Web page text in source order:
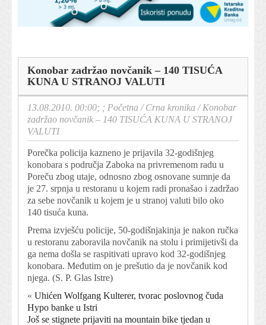
Konobar zadržao novčanik – 140 TISUĆA
KUNA U STRANOJ VALUTI
13.08.2010. 00:00; ; Početna /Crna kronika /Konobar
zadržao novčanik – 140 TISUĆA KUNA U STRANOJ
VALUTI
Porečka policija kazneno je prijavila 32-godišnjeg
konobara s područja Zaboka na privremenom radu u
Poreču zbog utaje, odnosno zbog osnovane sumnje da
je 27. srpnja u restoranu u kojem radi pronašao i zadržao
za sebe novčanik u kojem je u stranoj valuti bilo oko
140 tisuća kuna.
Prema izvješću policije, 50-godišnjakinja je nakon ručka
u restoranu zaboravila novčanik na stolu i primijetivši da
ga nema došla se raspitivati upravo kod 32-godišnjeg
konobara. Međutim on je prešutio da je novčanik kod
njega. (S. P. Glas Istre)
« Uhićen Wolfgang Kulterer, tvorac poslovnog čuda
Hypo banke u Istri
Još se stignete prijaviti na mountain bike tjedan u